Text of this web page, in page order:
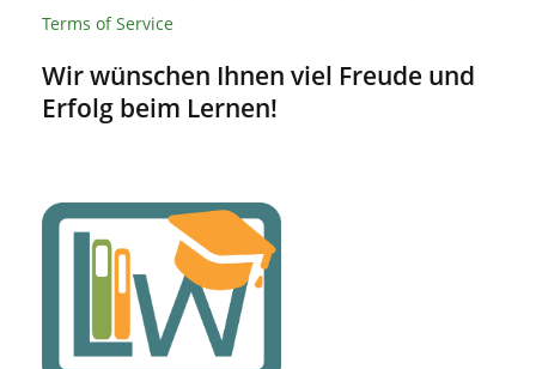
Terms of Service
Wir wünschen Ihnen viel Freude und
Erfolg beim Lernen!